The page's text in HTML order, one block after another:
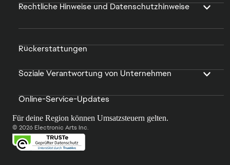
Rechtliche Hinweise und Datenschutzhinweise
Rückerstattungen
Soziale Verantwortung von Unternehmen
Online-Service-Updates
Für deine Region können Umsatzsteuern gelten.
© 2026 Electronic Arts Inc.